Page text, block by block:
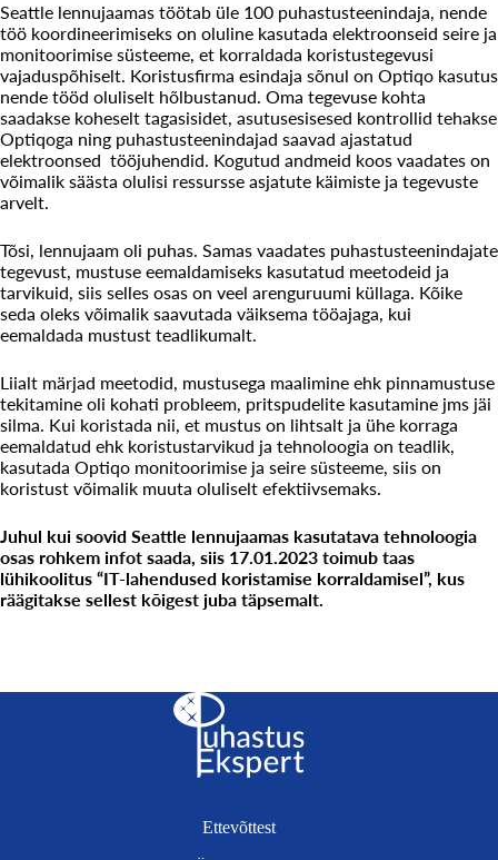
Seattle lennujaamas töötab üle 100 puhastusteenindaja, nende
töö koordineerimiseks on oluline kasutada elektroonseid seire ja
monitoorimise süsteeme, et korraldada koristustegevusi
vajaduspõhiselt. Koristusfirma esindaja sõnul on Optiqo kasutus
nende tööd oluliselt hõlbustanud. Oma tegevuse kohta
saadakse koheselt tagasisidet, asutusesisesed kontrollid tehakse
Optiqoga ning puhastusteenindajad saavad ajastatud
elektroonsed tööjuhendid. Kogutud andmeid koos vaadates on
võimalik säästa olulisi ressursse asjatute käimiste ja tegevuste
arvelt.
Tõsi, lennujaam oli puhas. Samas vaadates puhastusteenindajate
tegevust, mustuse eemaldamiseks kasutatud meetodeid ja
tarvikuid, siis selles osas on veel arenguruumi küllaga. Kõike
seda oleks võimalik saavutada väiksema tööajaga, kui
eemaldada mustust teadlikumalt.
Liialt märjad meetodid, mustusega maalimine ehk pinnamustuse
tekitamine oli kohati probleem, pritspudelite kasutamine jms jäi
silma. Kui koristada nii, et mustus on lihtsalt ja ühe korraga
eemaldatud ehk koristustarvikud ja tehnoloogia on teadlik,
kasutada Optiqo monitoorimise ja seire süsteeme, siis on
koristust võimalik muuta oluliselt efektiivsemaks.
Juhul kui soovid Seattle lennujaamas kasutatava tehnoloogia
osas rohkem infot saada, siis 17.01.2023 toimub taas
lühikoolitus “IT-lahendused koristamise korraldamisel”, kus
räägitakse sellest kõigest juba täpsemalt.
Ettevõttest